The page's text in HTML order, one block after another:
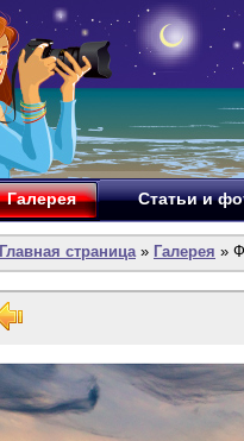
Галерея Статьи и
Главная страница» Галерея »